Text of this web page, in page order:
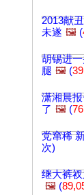
2013献
未遂 🖼️ (
胡锡进
腿 🖼️ (
潇湘晨
了 🖼️ (
党窜稀
次)
继大裤
🖼️ (